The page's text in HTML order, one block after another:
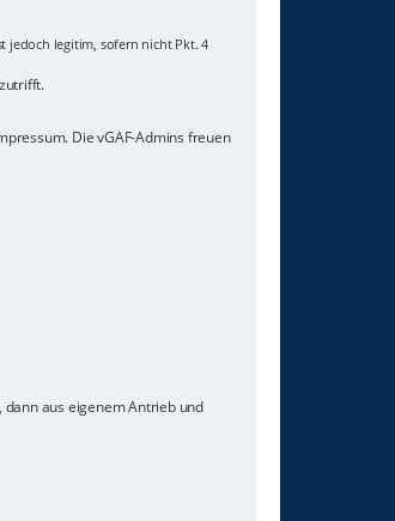
jedoch legitim, sofern nicht Pkt. 4
Die vGAF-Admins freuen
aus eigenem Antrieb und